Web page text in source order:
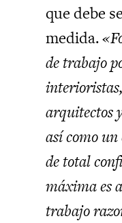
que debe
medida.
de trabajo
arquitectos
así como
de total
máxima es
trabajo